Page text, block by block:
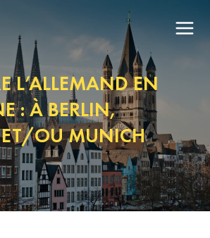
L’ALLEMAND EN
: À BERLIN,
OU MUNICH